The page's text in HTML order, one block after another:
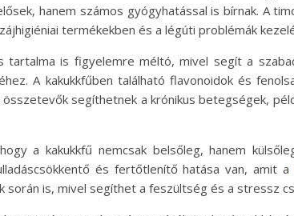
hanem számos gyógyhatással is bírnak. A
termékekben és a légúti problémák
tartalma is figyelemre méltó, mivel segít a
A kakukkfűben található flavonoidok és
segíthetnek a krónikus betegségek,
a kakukkfű nemcsak belsőleg, hanem
és fertőtlenítő hatása van, amit a
során is, mivel segíthet a feszültség és a stressz